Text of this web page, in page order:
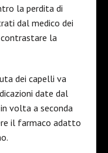
la perdita di
dal medico dei
la
dei capelli va
date dal
volta a seconda
il farmaco adatto